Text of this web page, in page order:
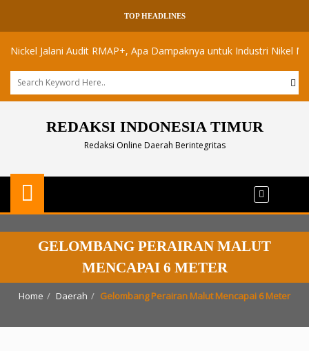
TOP HEADLINES
Jalani Audit RMAP+, Apa Dampaknya untuk Industri Nikel Maluku
REDAKSI INDONESIA TIMUR
Redaksi Online Daerah Berintegritas
GELOMBANG PERAIRAN MALUT
MENCAPAI 6 METER
Home Daerah Gelombang Perairan Malut Mencapai 6 Meter